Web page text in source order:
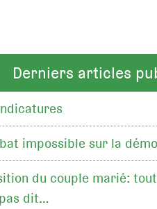
Derniers articles
impossible sur la
du couple marié:
dit…